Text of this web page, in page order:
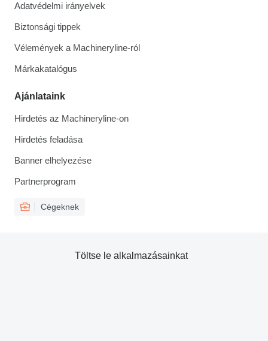
Adatvédelmi irányelvek
Biztonsági tippek
Vélemények a Machineryline-ról
Márkakatalógus
Ajánlataink
Hirdetés az Machineryline-on
Hirdetés feladása
Banner elhelyezése
Partnerprogram
Cégeknek
Töltse le alkalmazásainkat